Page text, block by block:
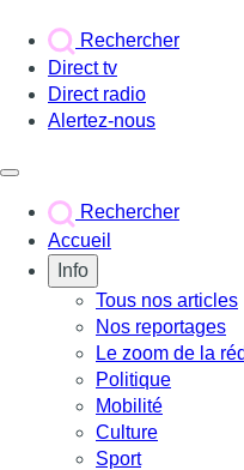
Rechercher
Direct tv
Direct radio
Alertez-nous
Rechercher
Accueil
Info
Tous nos articles
Nos reportages
Le zoom de la
Politique
Mobilité
Culture
Sport